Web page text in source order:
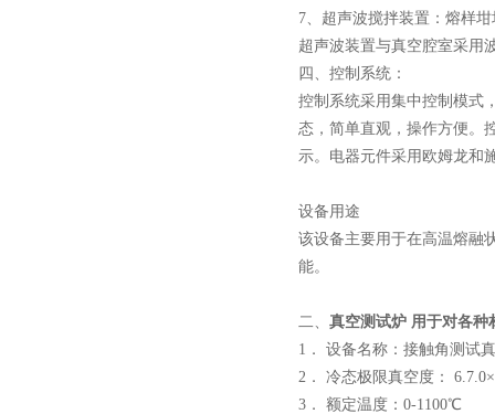
7、超声波搅拌装置：熔样
超声波装置与真空腔室采用
四、控制系统：
控制系统采用集中控制模式
态，简单直观，操作方便。
示。电器元件采用欧姆龙和
设备用途
该设备主要用于在高温熔融
能。
二、 真空测试炉 用于对各种
1． 设备名称：接触角测试
2． 冷态极限真空度：
3． 额定温度：0-1100℃